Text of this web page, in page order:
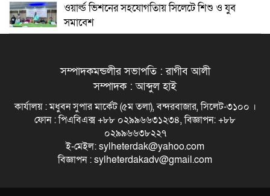
ওয়ার্ল্ড ভিশনের সহযোগতিায় সিলেটে শিশু ও যুব
সমাবেশ
সম্পাদকমন্ডলীর সভাপতি : রাগীব আলী
সম্পাদক : আব্দুল হাই
কার্যালয় : মধুবন সুপার মার্কেট (৫ম তলা), বন্দরবাজার, সিলেট-৩১০০ ।
ফোন : পিএবিএক্স +৮৮ ০২৯৯৬৬৩১২৩৪, বিজ্ঞাপন: +৮৮
০২৯৯৬৬৩৮২২৭
ই-মেইল: sylheterdak@yahoo.com
বিজ্ঞাপন : sylheterdakadv@gmail.com